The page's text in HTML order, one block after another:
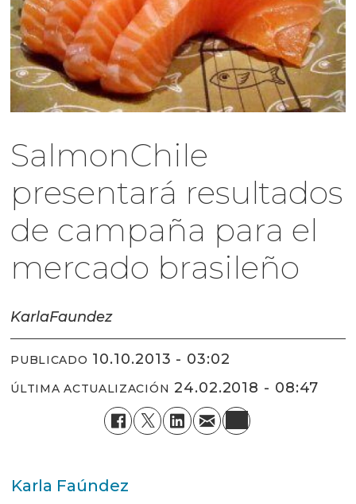
SalmonChile
presentará resultados
de campaña para el
mercado brasileño
KarlaFaundez
PUBLICADO 10.10.2013 - 03:02
ÚLTIMA ACTUALIZACIÓN 24.02.2018 - 08:47
Karla Faúndez